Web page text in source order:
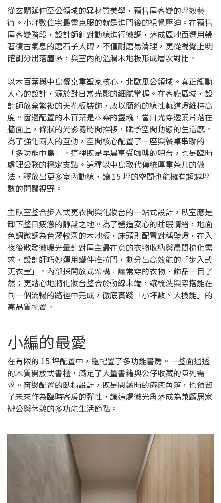
從玄關延伸至公領域的異材質美學，預售屋客變的坪效藝
術。小坪數住宅最需克服的就是進門後的視覺壓迫。在預售
屋客變階段，設計師針對動線進行微調，落成區地面選用帶
著復古氣息的磨石子大磚，不僅耐磨易清理，更從視覺上明
確劃分出落塵區，與室內的溫潤木地板形成層次對比。
以木百葉與中島餐桌重塑家核心，北歐風公領域。真正觸動
人心的設計，源於對日常光影的細膩掌握。在客廳區域，設
計師放棄繁複的天花板裝飾，改以簡約的線性軌道燈維持高
度。窗邊配置的木百葉是本案的靈魂，當日光穿透葉片落在
牆面上，條狀的光影隨時間推移，賦予空間動態的生活感。
為了強化兩人的互動，空間核心配置了一座與餐桌串聯的
「多功能中島」。這裡既是早晨享受咖啡的吧台，也是臨時
處理公務的穩定支點。這種以中島取代傳統厚重茶几的做
法，釋放出更多室內動線，讓 15 坪的空間也能擁有超越坪
數的開闊視野。
主臥室整合步入式更衣間與化妝台的一站式設計，臥室應是
卸下整日疲憊的靜謐之地。為了營造安心的睡眠情緒，地面
色調微調為色澤較深的木地板，床頭則配置對稱壁燈，在入
夜後散發微暖光暈針對屋主最在意的衣物收納與晨間梳化需
求，設計師巧妙運用鐵件推拉門，劃分出高效能的「步入式
更衣室」。內部採開放式架構，讓常穿的衣物、飾品一目了
然；更貼心地將化妝台整合於動線末端，讓梳洗與穿搭能在
同一個流暢的路徑中完成，徹底實踐「小坪數、大機能」的
高品質配置。
小編的最愛
在有限的 15 坪配置中，還配置了多功能書房。一整面通透
的木質開放式書櫃，滿足了大量書籍與公仔收藏的陳列需
求。窗邊配置的臥榻設計，既是閱讀時的療癒角落，也預留
了未來作為臨時客房的彈性，讓這處微光角落成為兼顧居家
辦公與休憩的多功能生活節點。